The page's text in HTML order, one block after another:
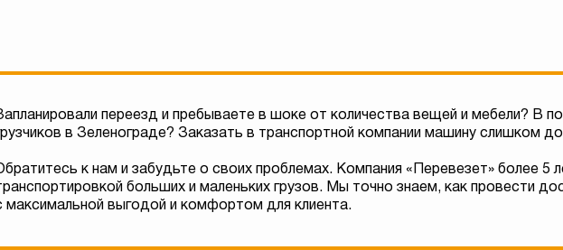
переезд и пребываете в шоке от количества вещей и мебели? В
в Зеленограде? Заказать в транспортной компании машину слишком
к нам и забудьте о своих проблемах. Компания «Перевезет» более 5
больших и маленьких грузов. Мы точно знаем, как провести
максимальной выгодой и комфортом для клиента.